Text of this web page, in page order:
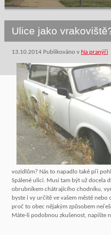
Ulice jako
13.10.2014Publikováno v Na pranýři
vozidlům? Nás to napadlo také při
Spálené ulici. Musí tam být už docela
obrubníkem chátrajícího chodníku,
byste i vy určitě ve vašem městě nebo
proč to obec nějakým způsobem
Máte-li podobnou zkušenost, napište